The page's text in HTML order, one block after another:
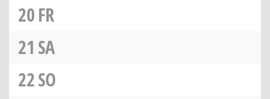
20FR
21 SA
22SO